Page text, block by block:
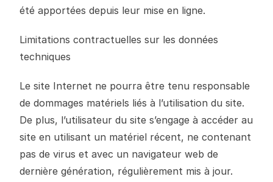
été apportées depuis leur mise en ligne.
Limitations contractuelles sur les données
techniques
Le site Internet ne pourra être tenu responsable
de dommages matériels liés à l’utilisation du site.
De plus, l’utilisateur du site s’engage à accéder au
site en utilisant un matériel récent, ne contenant
pas de virus et avec un navigateur web de
dernière génération, régulièrement mis à jour.